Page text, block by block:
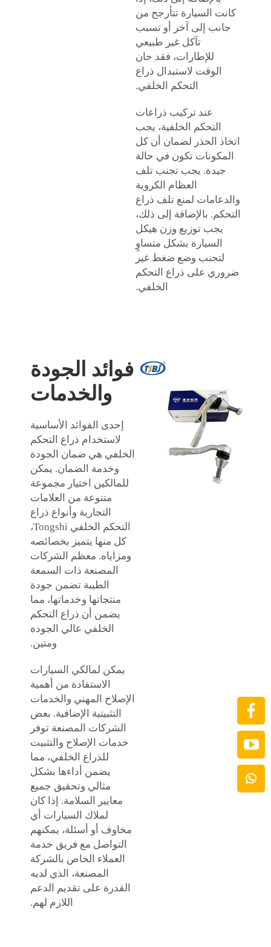
كانت السيارة تتأرجح من
جانب إلى آخر أو تسبب
تآكل غير طبيعي
للإطارات، فقد حان
الوقت لاستبدال ذراع
التحكم الخلفي.
عند تركيب ذراعات
التحكم الخلفية، يجب
اتخاذ الحذر لضمان أن كل
المكونات تكون في حالة
جيدة. يجب تجنب تلف
العظام الكروية
والدعامات لمنع تلف ذراع
التحكم. بالإضافة إلى ذلك،
يجب توزيع وزن هيكل
السيارة بشكل متساوٍ
لتجنب وضع ضغط غير
ضروري على ذراع التحكم
الخلفي.
فوائد الجودة
والخدمات
إحدى الفوائد الأساسية
لاستخدام ذراع التحكم
الخلفي هي ضمان الجودة
وخدمة الضمان. يمكن
للمالكين اختيار مجموعة
متنوعة من العلامات
التجارية وأنواع ذراع
التحكم الخلفي Tongshi،
كل منها يتميز بخصائصه
ومزاياه. معظم الشركات
المصنعة ذات السمعة
الطيبة تضمن جودة
منتجاتها وخدماتها، مما
يضمن أن ذراع التحكم
الخلفي عالي الجودة
ومتين.
يمكن لمالكي السيارات
الاستفادة من أهمية
الإصلاح المهني والخدمات
التثبيتية الإضافية. بعض
الشركات المصنعة توفر
خدمات الإصلاح والتثبيت
للذراع الخلفي، مما
يضمن أداءها بشكل
مثالي وتحقيق جميع
معايير السلامة. إذا كان
لملاك السيارات أي
مخاوف أو أسئلة، يمكنهم
التواصل مع فريق خدمة
العملاء الخاص بالشركة
المصنعة، الذي لديه
القدرة على تقديم الدعم
اللازم لهم.